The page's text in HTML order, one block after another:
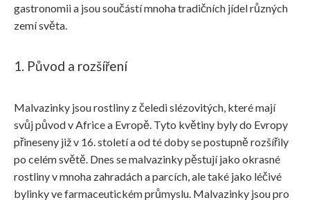
gastronomii a jsou součástí mnoha tradičních jídel různých
zemí světa.
1. Původ a rozšíření
Malvazinky jsou rostliny z čeledi slézovitých, které mají
svůj původ v Africe a Evropě. Tyto květiny byly do Evropy
přineseny již v 16. století a od té doby se postupně rozšířily
po celém světě. Dnes se malvazinky pěstují jako okrasné
rostliny v mnoha zahradách a parcích, ale také jako léčivé
bylinky ve farmaceutickém průmyslu. Malvazinky jsou pro